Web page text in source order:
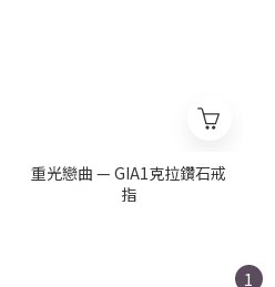
重光戀曲 — GIA1克拉鑽石戒
指
1